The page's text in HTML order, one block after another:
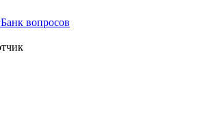
Банк вопросов